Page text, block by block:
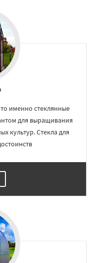
именно стеклянные
для выращивания
культур. Стекла для